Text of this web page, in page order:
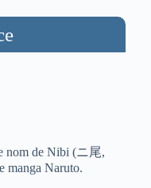
nom de Nibi (ニ尾,
manga Naruto.